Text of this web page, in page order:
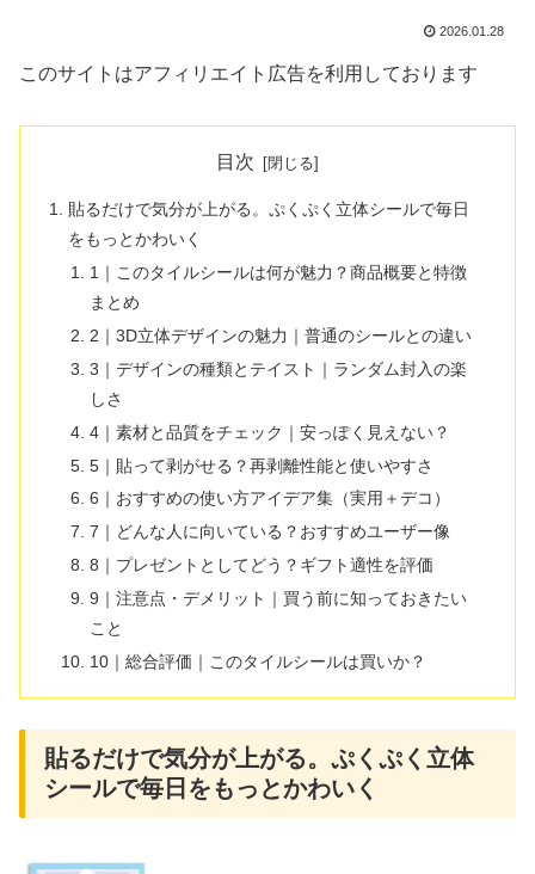
2026.01.28
このサイトはアフィリエイト広告を利用しております
目次
貼るだけで気分が上がる。ぷくぷく立体シールで毎日
をもっとかわいく
1｜このタイルシールは何が魅力？商品概要と特徴
まとめ
2｜3D立体デザインの魅力｜普通のシールとの違い
3｜デザインの種類とテイスト｜ランダム封入の楽
しさ
4｜素材と品質をチェック｜安っぽく見えない？
5｜貼って剥がせる？再剥離性能と使いやすさ
6｜おすすめの使い方アイデア集（実用＋デコ）
7｜どんな人に向いている？おすすめユーザー像
8｜プレゼントとしてどう？ギフト適性を評価
9｜注意点・デメリット｜買う前に知っておきたい
こと
10｜総合評価｜このタイルシールは買いか？
貼るだけで気分が上がる。ぷくぷく立体
シールで毎日をもっとかわいく